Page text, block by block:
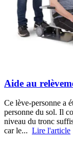
Aide au
Ce lève-personne a
personne du sol. Il
niveau du tronc
car le... Lire l'article